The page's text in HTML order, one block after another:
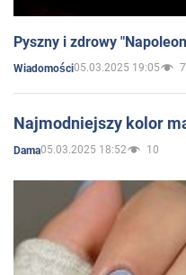
Pyszny i zdrowy
Wiadomości05.03.2025 19:05 7
Najmodniejszy kolor
Dama05.03.2025 18:52 10